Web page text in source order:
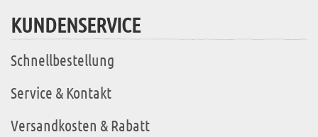
KUNDENSERVICE
Schnellbestellung
Service & Kontakt
Versandkosten & Rabatt